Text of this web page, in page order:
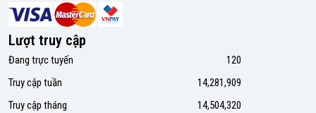
Lượt truy cập
Đang trực tuyến
120
Truy cập tuần
14,281,909
Truy cập tháng
14,504,320